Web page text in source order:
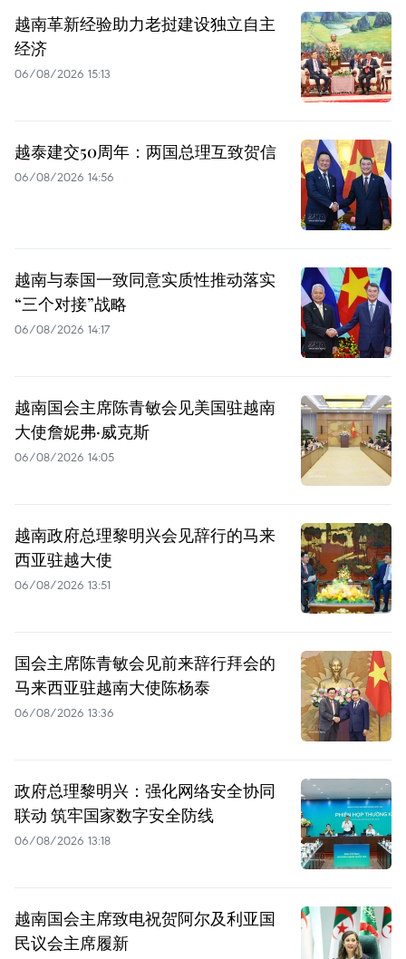
越南革新经验助力老挝建设独立自主
经济
06/08/2026 15:13
越泰建交50周年：两国总理互致贺信
06/08/2026 14:56
越南与泰国一致同意实质性推动落实
“三个对接”战略
06/08/2026 14:17
越南国会主席陈青敏会见美国驻越南
大使詹妮弗·威克斯
06/08/2026 14:05
越南政府总理黎明兴会见辞行的马来
西亚驻越大使
06/08/2026 13:51
国会主席陈青敏会见前来辞行拜会的
马来西亚驻越南大使陈杨泰
06/08/2026 13:36
政府总理黎明兴：强化网络安全协同
联动 筑牢国家数字安全防线
06/08/2026 13:18
越南国会主席致电祝贺阿尔及利亚国
民议会主席履新